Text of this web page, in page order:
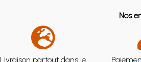
Nos
Livraison partout dans le